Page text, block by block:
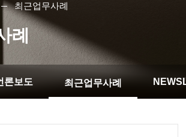
최근업무사례
례
론보도 최근업무사례